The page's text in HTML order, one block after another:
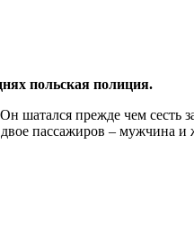
польская полиция.
шатался прежде чем сесть
двое пассажиров – мужчина